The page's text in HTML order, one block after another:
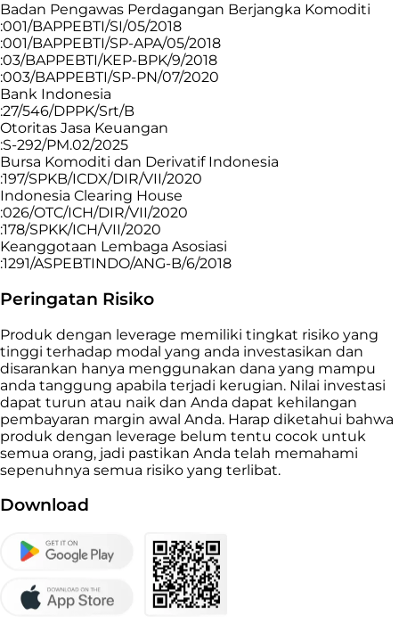
Badan Pengawas Perdagangan Berjangka Komoditi
:001/BAPPEBTI/SI/05/2018
:001/BAPPEBTI/SP-APA/05/2018
:03/BAPPEBTI/KEP-BPK/9/2018
:003/BAPPEBTI/SP-PN/07/2020
Bank Indonesia
:27/546/DPPK/Srt/B
Otoritas Jasa Keuangan
:S-292/PM.02/2025
Bursa Komoditi dan Derivatif Indonesia
:197/SPKB/ICDX/DIR/VII/2020
Indonesia Clearing House
:026/OTC/ICH/DIR/VII/2020
:178/SPKK/ICH/VII/2020
Keanggotaan Lembaga Asosiasi
:1291/ASPEBTINDO/ANG-B/6/2018
Peringatan Risiko
Produk dengan leverage memiliki tingkat risiko yang
tinggi terhadap modal yang anda investasikan dan
disarankan hanya menggunakan dana yang mampu
anda tanggung apabila terjadi kerugian. Nilai investasi
dapat turun atau naik dan Anda dapat kehilangan
pembayaran margin awal Anda. Harap diketahui bahwa
produk dengan leverage belum tentu cocok untuk
semua orang, jadi pastikan Anda telah memahami
sepenuhnya semua risiko yang terlibat.
Download